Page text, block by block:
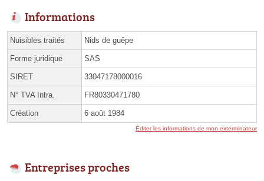
Informations
Nuisibles traités Nids de guêpe
Forme juridique SAS
SIRET 33047178000016
N° TVA Intra. FR80330471780
Création 6 août 1984
Éditer les informations de mon exterminateur
Entreprises proches